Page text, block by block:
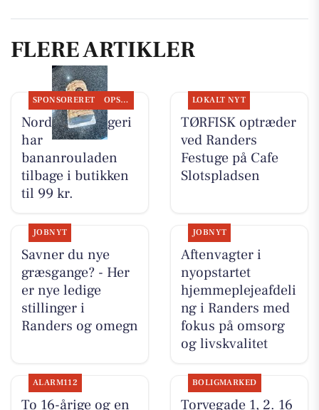
FLERE ARTIKLER
SPONSORERET OPSLAGSTAVLEN
Nordbyens Bageri
har
bananrouladen
tilbage i butikken
til 99 kr.
LOKALT NYT
TØRFISK optræder
ved Randers
Festuge på Cafe
Slotspladsen
JOBNYT
Savner du nye
græsgange? - Her
er nye ledige
stillinger i
Randers og omegn
JOBNYT
Aftenvagter i
nyopstartet
hjemmeplejeafdeli
ng i Randers med
fokus på omsorg
og livskvalitet
ALARM112
To 16-årige og en
BOLIGMARKED
Torvegade 1, 2. 16